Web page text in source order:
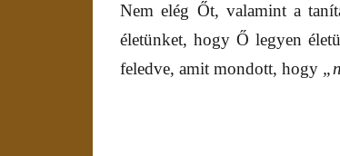
Nem elég Őt, valamint a
életünket, hogy Ő legyen
feledve, amit mondott, hogy